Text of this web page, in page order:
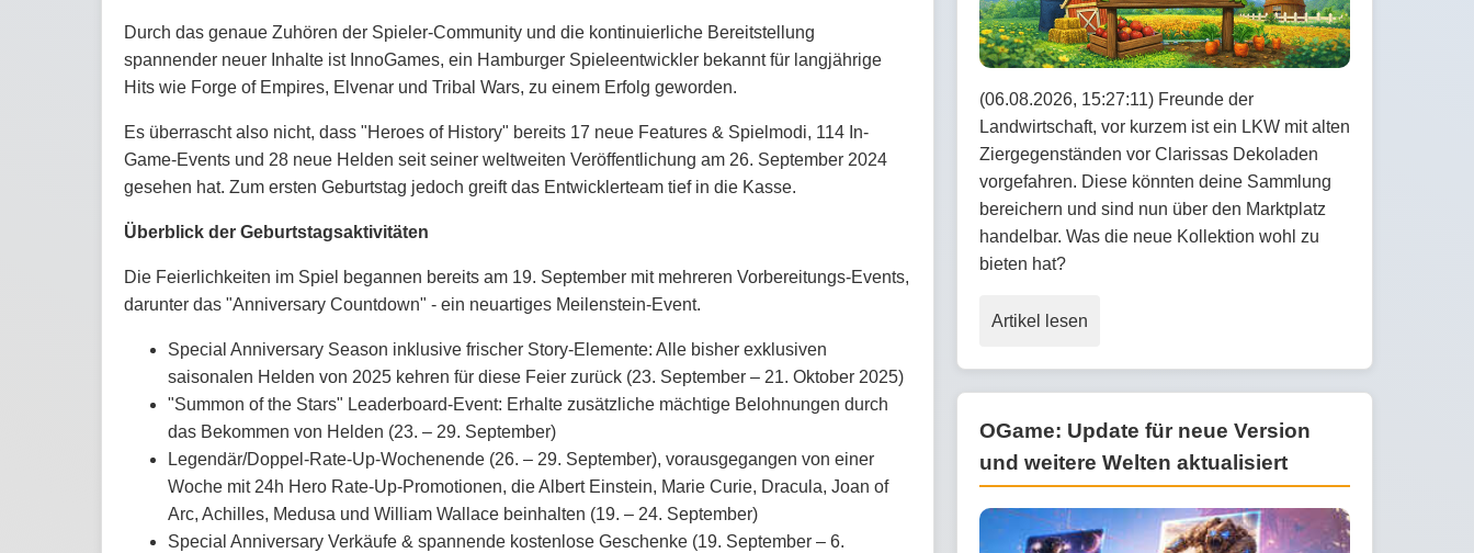
Durch das genaue Zuhören der Spieler-Community und die kontinuierliche Bereitstellung
spannender neuer Inhalte ist InnoGames, ein Hamburger Spieleentwickler bekannt für langjährige
Hits wie Forge of Empires, Elvenar und Tribal Wars, zu einem Erfolg geworden. ​
Es überrascht also nicht, dass "Heroes of History" bereits 17 neue Features & Spielmodi, 114 In-
Game-Events und 28 neue Helden seit seiner weltweiten Veröffentlichung am 26. September 2024
gesehen hat. Zum ersten Geburtstag jedoch greift das Entwicklerteam tief in die Kasse.
Überblick der Geburtstagsaktivitäten
Die Feierlichkeiten im Spiel begannen bereits am 19. September mit mehreren Vorbereitungs-Events,
darunter das "Anniversary Countdown" - ein neuartiges Meilenstein-Event.
Special Anniversary Season inklusive frischer Story-Elemente: Alle bisher exklusiven
saisonalen Helden von 2025 kehren für diese Feier zurück (23. September – 21. Oktober 2025)
"Summon of the Stars" Leaderboard-Event: Erhalte zusätzliche mächtige Belohnungen durch
das Bekommen von Helden (23. – 29. September) ​
Legendär/Doppel-Rate-Up-Wochenende (26. – 29. September), vorausgegangen von einer
Woche mit 24h Hero Rate-Up-Promotionen, die Albert Einstein, Marie Curie, Dracula, Joan of
Arc, Achilles, Medusa und William Wallace beinhalten (19. – 24. September)
Special Anniversary Verkäufe & spannende kostenlose Geschenke (19. September – 6.
(06.08.2026, 15:27:11) Freunde der
Landwirtschaft, vor kurzem ist ein LKW mit alten
Ziergegenständen vor Clarissas Dekoladen
vorgefahren. Diese könnten deine Sammlung
bereichern und sind nun über den Marktplatz
handelbar. Was die neue Kollektion wohl zu
bieten hat?
Artikel lesen
OGame: Update für neue Version
und weitere Welten aktualisiert